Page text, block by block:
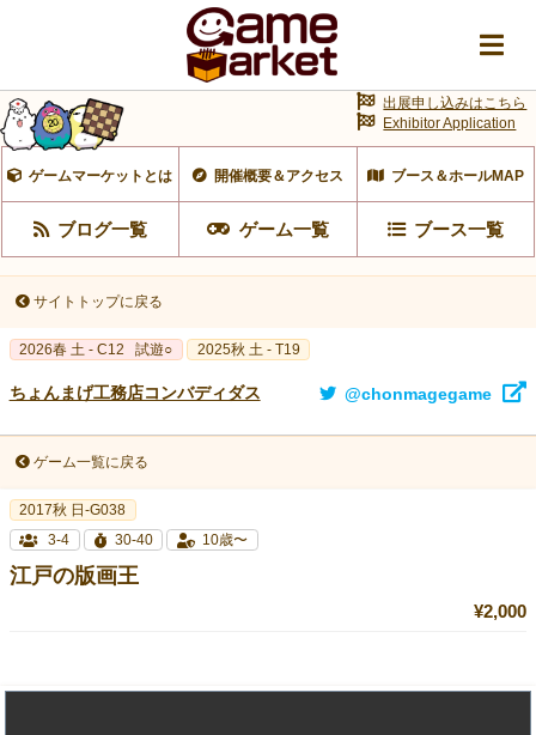
ゲームマーケットとは 開催概要＆アクセス ブース＆ホールMAP
ブログ一覧 ゲーム一覧 ブース一覧
出展申し込みはこちら
Exhibitor Application
サイトトップに戻る
2026春 土 - C12 試遊○ 2025秋 土 - T19
ちょんまげ工務店コンバディダス @chonmagegame
ゲーム一覧に戻る
2017秋 日-G038
3-4
30-40 10歳〜
江戸の版画王
¥2,000